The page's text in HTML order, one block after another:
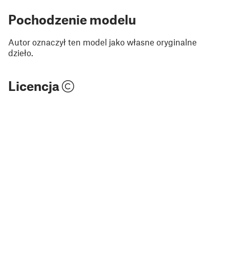
Pochodzenie modelu
Autor oznaczył ten model jako własne oryginalne
dzieło.
Licencja